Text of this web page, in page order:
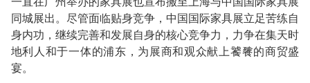
同城展出。尽管面临贴身竞争，中国国际家具展立足苦练自
身内功，继续完善和发展自身的核心竞争力，力争在集天时
地利人和于一体的浦东，为展商和观众献上饕餮的商贸盛
宴。